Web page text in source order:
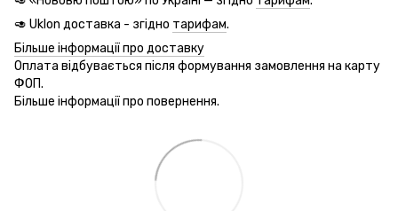
🥑 Uklon доставка - згідно тарифам.
Більше інформації про доставку
Оплата відбувається після формування замовлення на карту
ФОП.
Більше інформації про повернення.